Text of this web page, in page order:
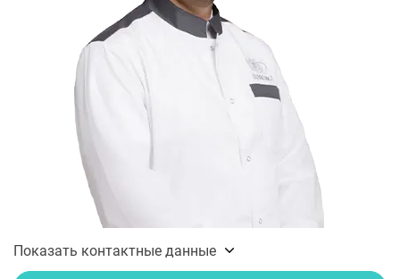
Показать контактные данные